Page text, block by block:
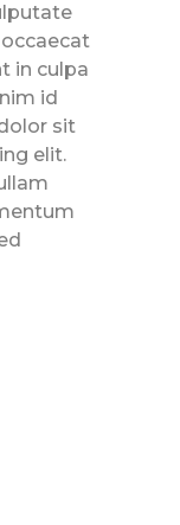
in culpa
id
sit
elit.